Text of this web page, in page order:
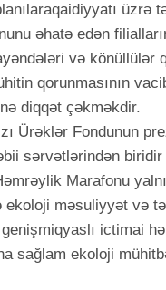
üzrə
əhatə edən
və könüllülər
qorunmasının
diqqət çəkməkdir.
Ürəklər Fondunun
sərvətlərindən biridir
Marafonu
məsuliyyət və
ictimai
sağlam ekoloji